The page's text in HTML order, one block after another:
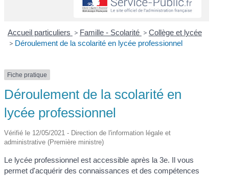
Accueil particuliers > Famille - Scolarité > Collège et lycée
> Déroulement de la scolarité en lycée professionnel
Fiche pratique
Déroulement de la scolarité en
lycée professionnel
Vérifié le 12/05/2021 - Direction de l'information légale et
administrative (Première ministre)
Le lycée professionnel est accessible après la 3e. Il vous
permet d'acquérir des connaissances et des compétences